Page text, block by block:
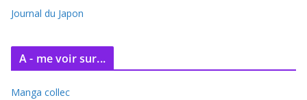
Journal du Japon
A - me voir sur...
Manga collec